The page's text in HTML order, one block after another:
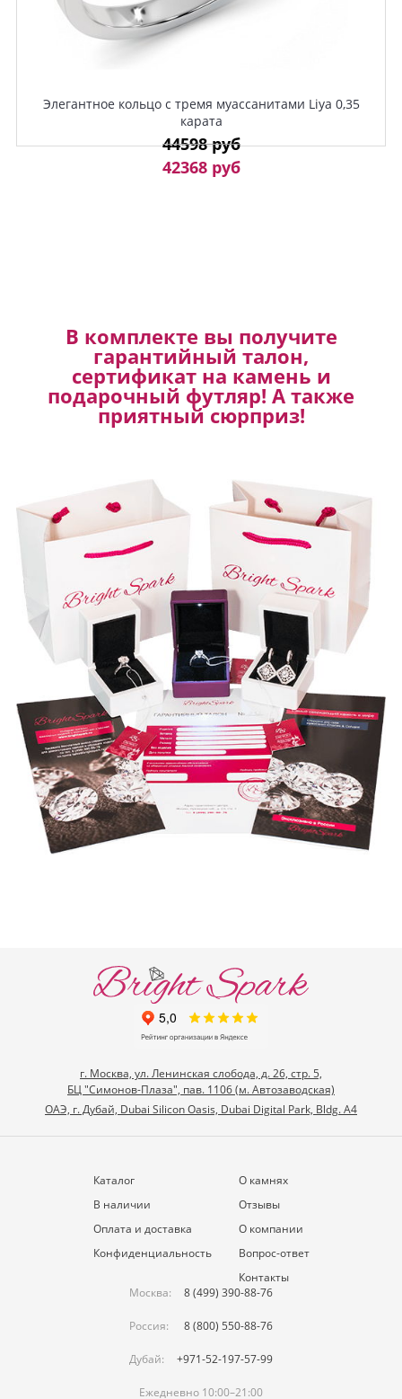
Элегантное кольцо с тремя муассанитами Liya 0,35
карата
44598 руб
42368 руб
В комплекте вы получите
гарантийный талон,
сертификат на камень и
подарочный футляр! А также
приятный сюрприз!
г. Москва, ул. Ленинская слобода, д. 26, стр. 5,
БЦ "Симонов-Плаза", пав. 1106 (м. Автозаводская)
ОАЭ, г. Дубай, Dubai Silicon Oasis, Dubai Digital Park, Bldg. A4
Каталог
В наличии
Оплата и доставка
Конфиденциальность
О камнях
Отзывы
О компании
Вопрос-ответ
Контакты
Москва:
8 (499) 390-88-76
Россия: 8 (800) 550-88-76
Дубай: +971-52-197-57-99
Ежедневно 10:00–21:00